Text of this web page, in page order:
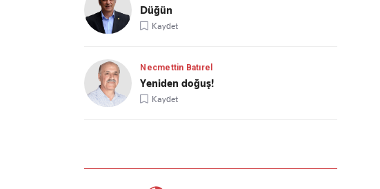
Düğün
Kaydet
Necmettin Batırel
Yeniden doğuş!
Kaydet